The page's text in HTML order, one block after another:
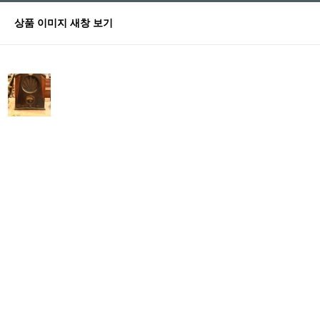
상품 이미지 새창 보기